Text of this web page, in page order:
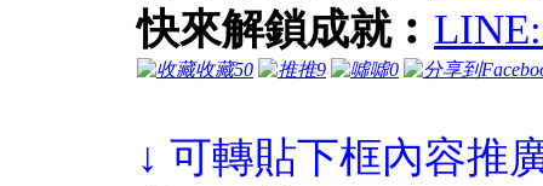
快來解鎖成就︰
收藏50 推9 噓0
↓ 可轉貼下框內容推